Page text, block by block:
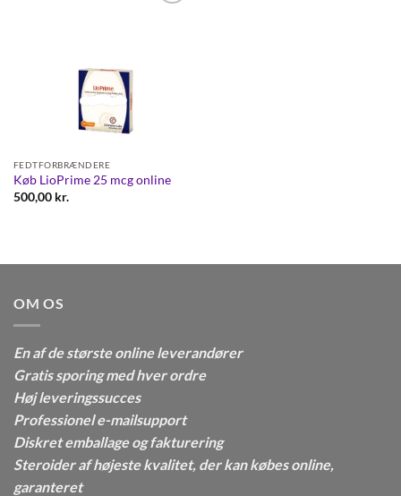
FEDTFORBRÆNDERE
Køb LioPrime 25 mcg online
500,00 kr.
OM OS
En af de største online leverandører
Gratis sporing med hver ordre
Høj leveringssucces
Professionel e-mailsupport
Diskret emballage og fakturering
Steroider af højeste kvalitet, der kan købes online,
garanteret